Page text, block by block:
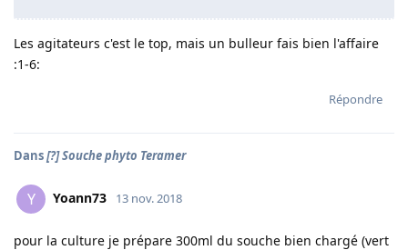
Les agitateurs c'est le top, mais un bulleur fais bien l'affaire
:1-6:
Répondre
Dans[?] Souche phyto Teramer
Y Yoann73 13 nov. 2018
pour la culture je prépare 300ml du souche bien chargé (vert